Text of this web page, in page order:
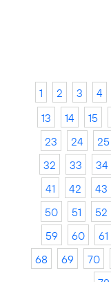
1 2 3 4
13
14 15
23
24 25
32
33 34
41
42 43
50
51 52
59
60 61
68
69 70